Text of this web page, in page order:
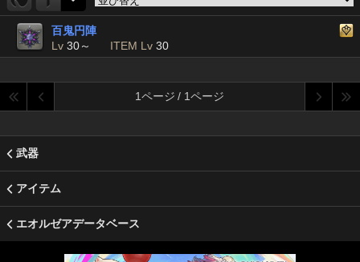
百鬼円陣
Lv 30～ ITEM Lv 30
1ページ / 1ページ
武器
アイテム
エオルゼアデータベース